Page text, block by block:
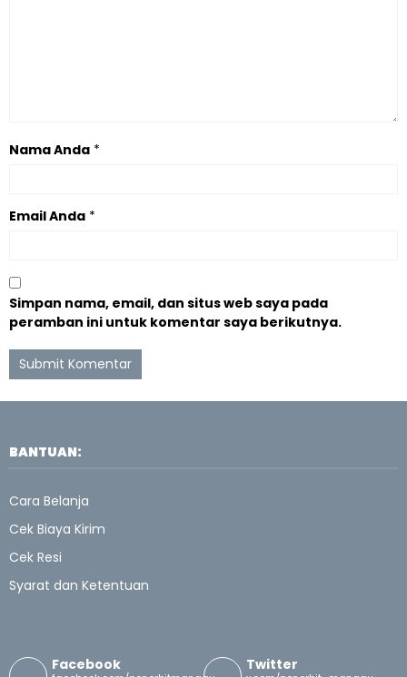
Nama Anda *
Email Anda *
Simpan nama, email, dan situs web saya pada
peramban ini untuk komentar saya berikutnya.
BANTUAN:
Cara Belanja
Cek Biaya Kirim
Cek Resi
Syarat dan Ketentuan
Facebook Twitter